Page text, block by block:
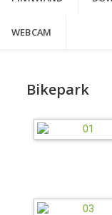
WEBCAM
Bikepark